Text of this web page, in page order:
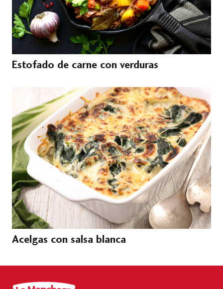
Estofado de carne con verduras
Acelgas con salsa blanca